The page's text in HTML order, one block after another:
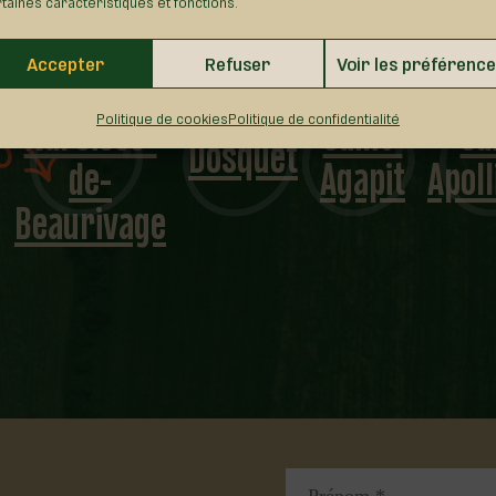
Accepter Refuser Voir les
Politique de cookiesPolitique de confidentialité
Dosquet Saint-
Agapit
Saint-
Apollinaire